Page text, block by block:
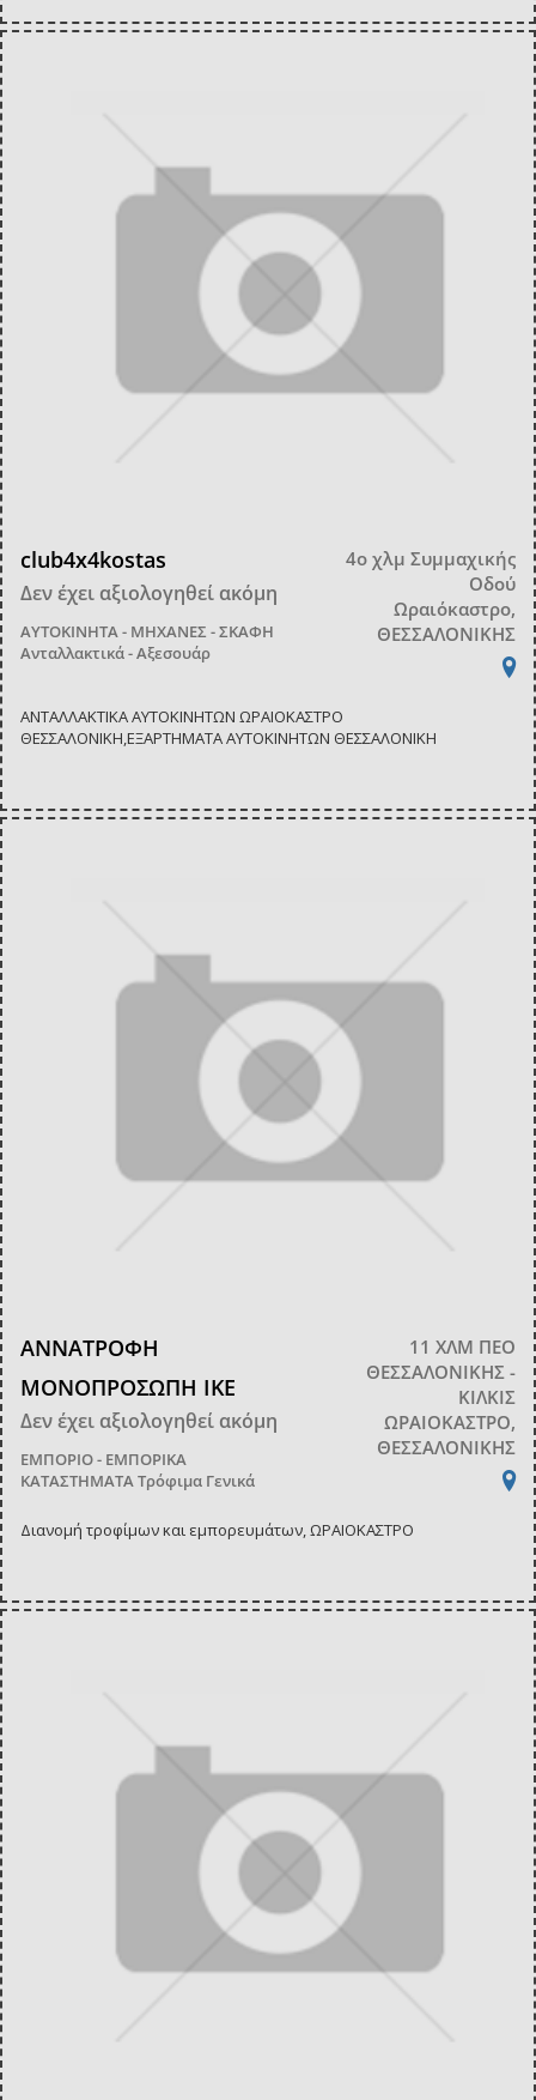
club4x4kostas
Δεν έχει αξιολογηθεί ακόμη
ΑΥΤΟΚΙΝΗΤΑ - ΜΗΧΑΝΕΣ - ΣΚΑΦΗ
Ανταλλακτικά - Αξεσουάρ
4ο χλμ Συμμαχικής
Οδού
Ωραιόκαστρο,
ΘΕΣΣΑΛΟΝΙΚΗΣ
ΑΝΤΑΛΛΑΚΤΙΚΑ ΑΥΤΟΚΙΝΗΤΩΝ ΩΡΑΙΟΚΑΣΤΡΟ
ΘΕΣΣΑΛΟΝΙΚΗ,ΕΞΑΡΤΗΜΑΤΑ ΑΥΤΟΚΙΝΗΤΩΝ ΘΕΣΣΑΛΟΝΙΚΗ
ΑΝΝΑΤΡΟΦΗ
ΜΟΝΟΠΡΟΣΩΠΗ ΙΚΕ
Δεν έχει αξιολογηθεί ακόμη
ΕΜΠΟΡΙΟ - ΕΜΠΟΡΙΚΑ
ΚΑΤΑΣΤΗΜΑΤΑΤρόφιμα Γενικά
11 ΧΛΜ ΠΕΟ
ΘΕΣΣΑΛΟΝΙΚΗΣ -
ΚΙΛΚΙΣ
ΩΡΑΙΟΚΑΣΤΡΟ,
ΘΕΣΣΑΛΟΝΙΚΗΣ
Διανομή τροφίμων και εμπορευμάτων, ΩΡΑΙΟΚΑΣΤΡΟ